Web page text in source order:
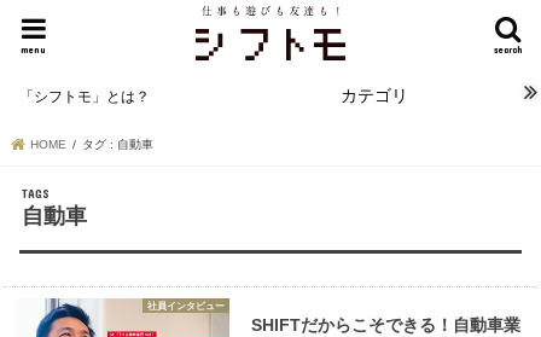
search
menu
「シフトモ」とは？ カテゴリ
HOME タグ : 自動車
自動車
社員インタビュー
SHIFTだからこそできる！自動車業